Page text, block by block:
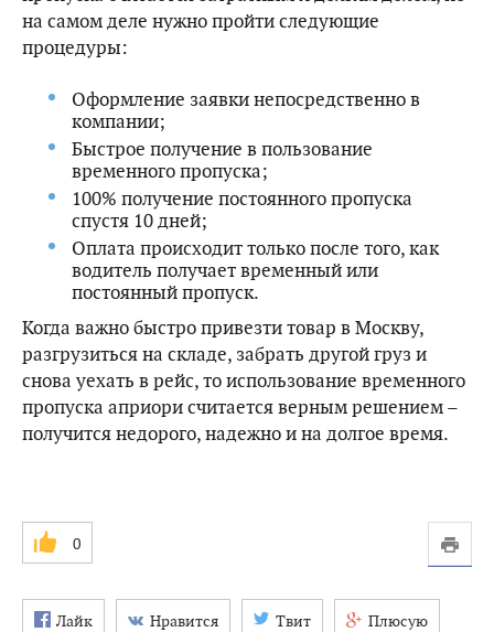
на самом деле нужно пройти следующие
процедуры:
Оформление заявки непосредственно в
компании;
Быстрое получение в пользование
временного пропуска;
100% получение постоянного пропуска
спустя 10 дней;
Оплата происходит только после того, как
водитель получает временный или
постоянный пропуск.
Когда важно быстро привезти товар в Москву,
разгрузиться на складе, забрать другой груз и
снова уехать в рейс, то использование временного
пропуска априори считается верным решением –
получится недорого, надежно и на долгое время.
0
Лайк Нравится Твит Плюсую